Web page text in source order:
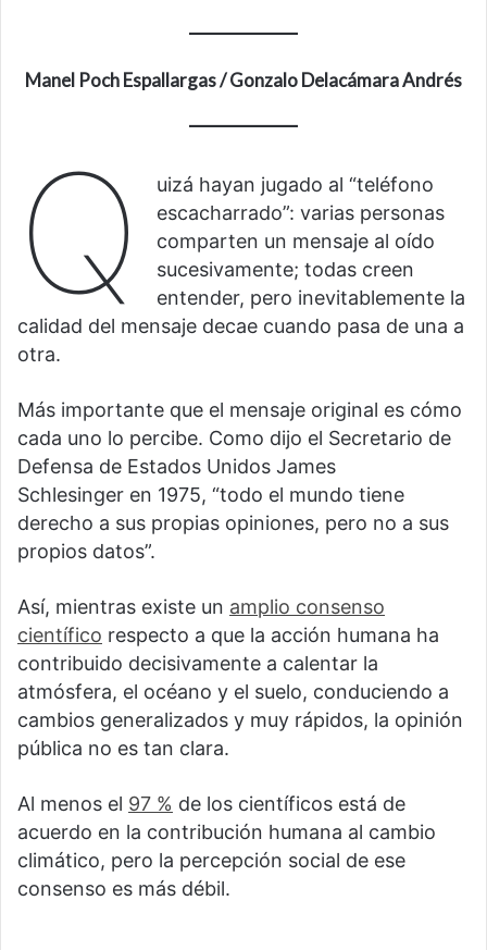
Manel Poch Espallargas/Gonzalo Delacámara Andrés
Q
uizá hayan jugado al “teléfono
escacharrado”: varias personas
comparten un mensaje al oído
sucesivamente; todas creen
entender, pero inevitablemente la
calidad del mensaje decae cuando pasa de una a
otra.
Más importante que el mensaje original es cómo
cada uno lo percibe. Como dijo el Secretario de
Defensa de Estados Unidos James
Schlesinger en 1975, “todo el mundo tiene
derecho a sus propias opiniones, pero no a sus
propios datos”.
Así, mientras existe un amplio consenso
científico respecto a que la acción humana ha
contribuido decisivamente a calentar la
atmósfera, el océano y el suelo, conduciendo a
cambios generalizados y muy rápidos, la opinión
pública no es tan clara.
Al menos el 97 % de los científicos está de
acuerdo en la contribución humana al cambio
climático, pero la percepción social de ese
consenso es más débil.